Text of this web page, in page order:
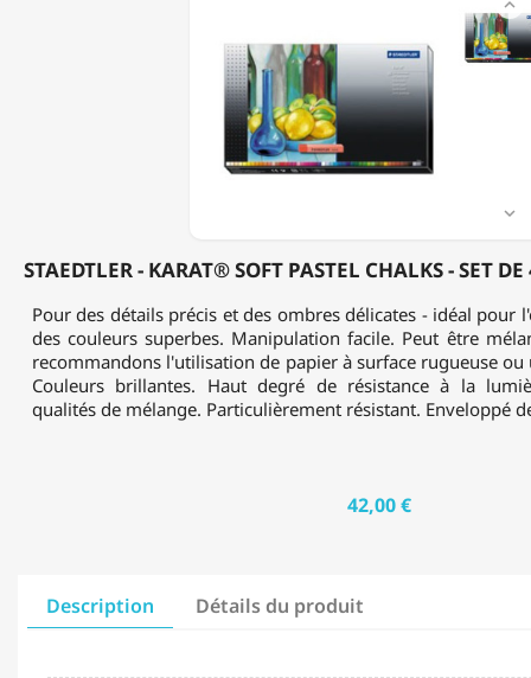
STAEDTLER - KARAT® SOFT PASTEL CHALKS - SET


Pour des détails précis et des ombres délicates - idéal pour
des couleurs superbes. Manipulation facile. Peut être
recommandons l'utilisation de papier à surface rugueuse ou
Couleurs brillantes. Haut degré de résistance à la
qualités de mélange. Particulièrement résistant. Enveloppé
42,00 €
Description Détails du produit